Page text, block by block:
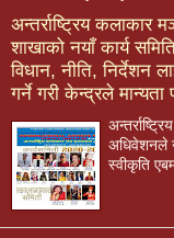
अन्तर्राष्ट्रिय कलाकार
शाखाको नयाँ कार्य
विधान, नीति, निर्देशन
गर्ने गरी केन्द्रले मान्यता
अधिवेशनले
स्वीकृति